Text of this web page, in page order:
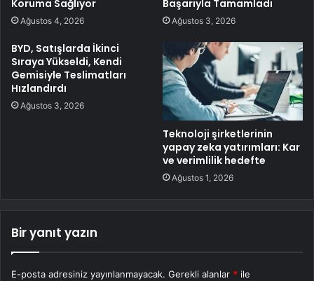
Koruma Sağlıyor
Ağustos 4, 2026
Başarıyla Tamamladı
Ağustos 3, 2026
BYD, Satışlarda İkinci
Sıraya Yükseldi, Kendi
Gemisiyle Teslimatları
Hızlandırdı
Ağustos 3, 2026
Teknoloji şirketlerinin
yapay zeka yatırımları: Kar
ve verimlilik hedefte
Ağustos 1, 2026
Bir yanıt yazın
E-posta adresiniz yayınlanmayacak. Gerekli alanlar * ile